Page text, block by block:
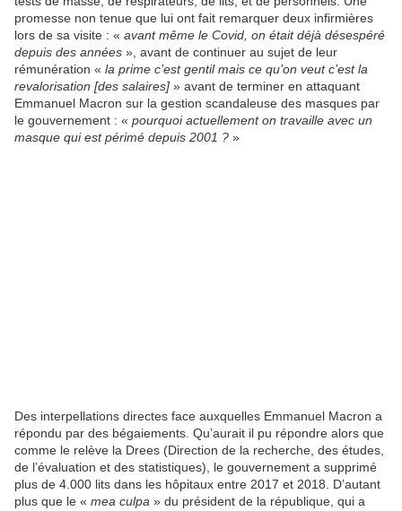
promesse non tenue que lui ont fait remarquer deux infirmières
lors de sa visite : « avant même le Covid, on était déjà désespéré
depuis des années », avant de continuer au sujet de leur
rémunération « la prime c’est gentil mais ce qu’on veut c’est la
revalorisation [des salaires] » avant de terminer en attaquant
Emmanuel Macron sur la gestion scandaleuse des masques par
le gouvernement : « pourquoi actuellement on travaille avec un
masque qui est périmé depuis 2001 ? »
Des interpellations directes face auxquelles Emmanuel Macron a
répondu par des bégaiements. Qu’aurait il pu répondre alors que
comme le relève la Drees (Direction de la recherche, des études,
de l’évaluation et des statistiques), le gouvernement a supprimé
plus de 4.000 lits dans les hôpitaux entre 2017 et 2018. D’autant
plus que le « mea culpa » du président de la république, qui a